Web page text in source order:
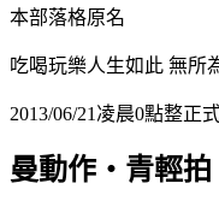
本部落格原名
吃喝玩樂人生如此 無所
2013/06/21凌晨0點整正
曼動作‧青輕拍